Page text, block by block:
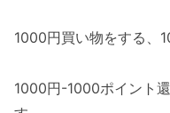
1000円買い物をする、
1000円-1000ポイント